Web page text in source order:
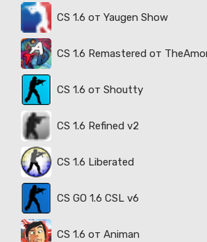
CS 1.6 от Yaugen Show
CS 1.6 Remastered от
CS 1.6 от Shoutty
CS 1.6 Refined v2
CS 1.6 Liberated
CS GO 1.6 CSL v6
CS 1.6 от Animan